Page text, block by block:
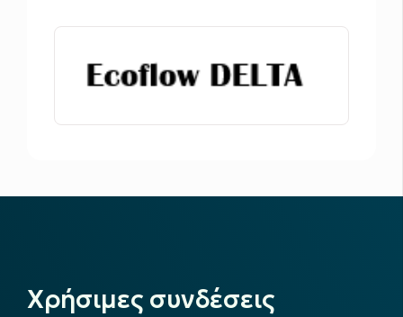
Χρήσιμες συνδέσεις